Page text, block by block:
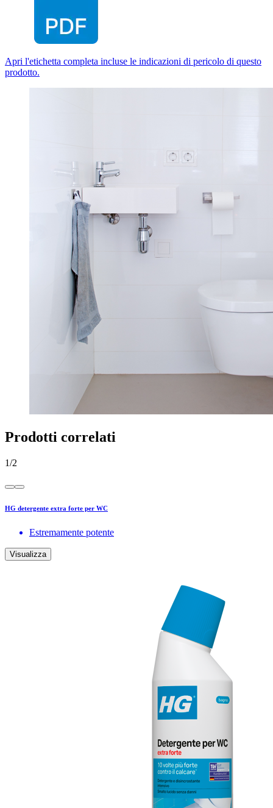
Apri l'etichetta completa incluse le indicazioni di pericolo di questo
prodotto.
Prodotti correlati
1/2
HG detergente extra forte per WC
Estremamente potente
Visualizza